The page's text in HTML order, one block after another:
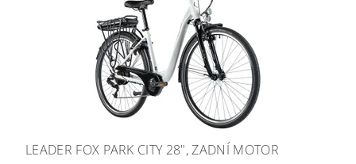
LEADER FOX PARK CITY 28", ZADNÍ MOTOR